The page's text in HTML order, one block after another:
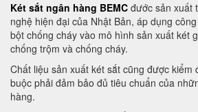
Két sắt ngân hàng BEMC đước sản xuất
nghệ hiện đại của Nhật Bản, áp dụng
bột chống cháy vào mô hình sản xuất két
chống trộm và chống cháy.
Chất liệu sản xuất két sắt cũng được kiểm
buộc phải đảm bảo đủ tiêu chuẩn của
hàng.